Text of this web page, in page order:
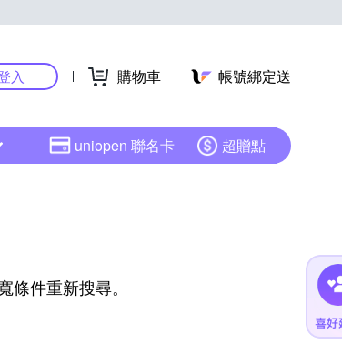
入 購物車 帳號綁定送
uniopen 聯名卡 超贈點
件重新搜尋。